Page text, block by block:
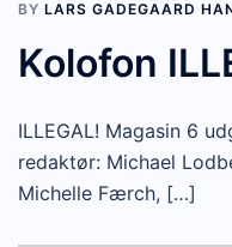
BY LARS GADEGAARD
Kolofon
ILLEGAL! Magasin 6
redaktør: Michael
Michelle Færch, […]